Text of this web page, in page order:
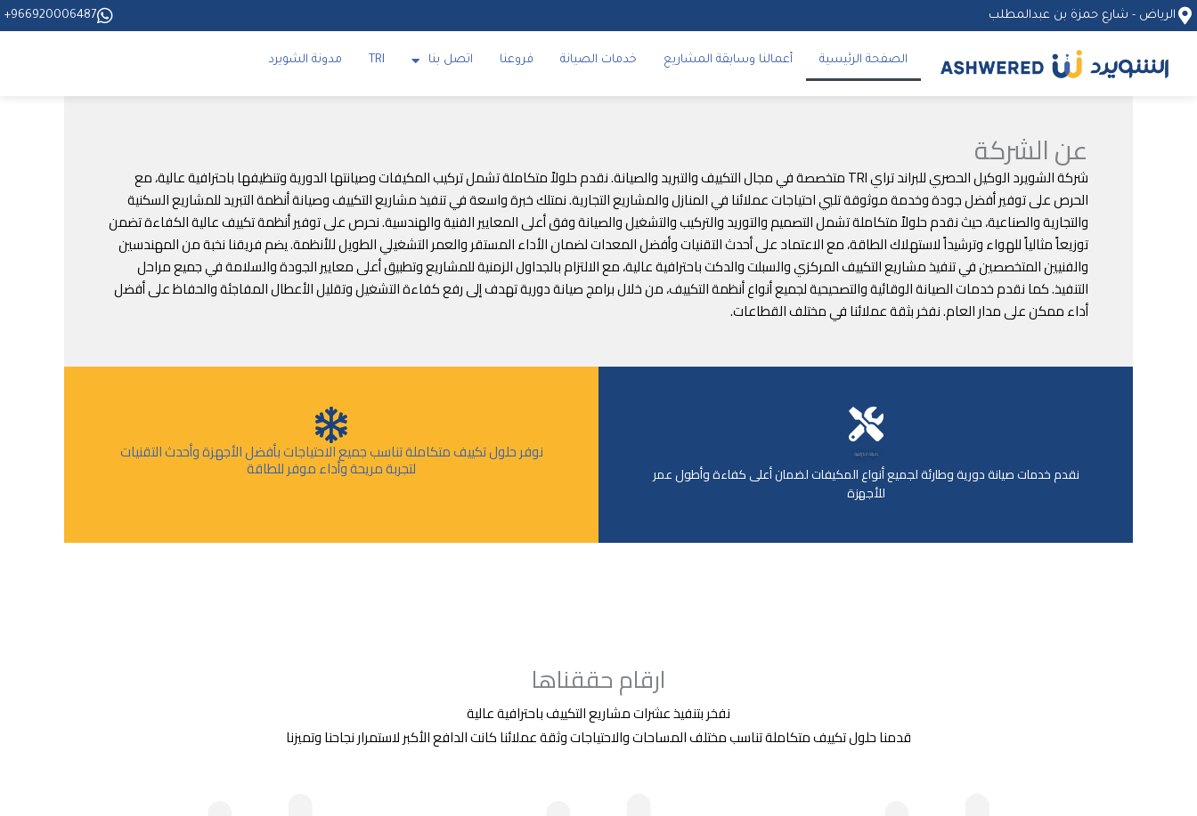
تخطي
إلى
المحتوى
966920006487+ الرياض - شارع حمزة بن عبدالمطلب
الصفحة الرئيسية أعمالنا وسابقة المشاريع خدمات الصيانة فروعنا اتصل بنا TRI مدونة الشويرد
عن الشركة
شركة الشويرد الوكيل الحصري للبراند تراي TRI متخصصة في مجال التكييف والتبريد والصيانة. نقدم حلولاً متكاملة تشمل تركيب المكيفات وصيانتها الدورية وتنظيفها باحترافية عالية، مع
الحرص على توفير أفضل جودة وخدمة موثوقة تلبي احتياجات عملائنا في المنازل والمشاريع التجارية. نمتلك خبرة واسعة في تنفيذ مشاريع التكييف وصيانة أنظمة التبريد للمشاريع السكنية
والتجارية والصناعية، حيث نقدم حلولاً متكاملة تشمل التصميم والتوريد والتركيب والتشغيل والصيانة وفق أعلى المعايير الفنية والهندسية. نحرص على توفير أنظمة تكييف عالية الكفاءة تضمن
توزيعاً مثالياً للهواء وترشيداً لاستهلاك الطاقة، مع الاعتماد على أحدث التقنيات وأفضل المعدات لضمان الأداء المستقر والعمر التشغيلي الطويل للأنظمة. يضم فريقنا نخبة من المهندسين
والفنيين المتخصصين في تنفيذ مشاريع التكييف المركزي والسبلت والدكت باحترافية عالية، مع الالتزام بالجداول الزمنية للمشاريع وتطبيق أعلى معايير الجودة والسلامة في جميع مراحل
التنفيذ. كما نقدم خدمات الصيانة الوقائية والتصحيحية لجميع أنواع أنظمة التكييف، من خلال برامج صيانة دورية تهدف إلى رفع كفاءة التشغيل وتقليل الأعطال المفاجئة والحفاظ على أفضل
أداء ممكن على مدار العام. نفخر بثقة عملائنا في مختلف القطاعات.
نوفر حلول تكييف متكاملة تناسب جميع الاحتياجات بأفضل الأجهزة وأحدث التقنيات
لتجربة مريحة وأداء موفر للطاقة
صيانة احترافية
نقدم خدمات صيانة دورية وطارئة لجميع أنواع المكيفات لضمان أعلى كفاءة وأطول عمر
للأجهزة
ارقام حققناها
نفخر بتنفيذ عشرات مشاريع التكييف باحترافية عالية
قدمنا حلول تكييف متكاملة تناسب مختلف المساحات والاحتياجات وثقة عملائنا كانت الدافع الأكبر لاستمرار نجاحنا وتميزنا